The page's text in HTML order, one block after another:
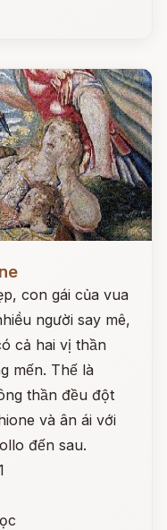
con gái của vua
người say mê,
cả hai vị thần
mến. Thế là
thần đều đột
và ân ái với
đến sau.